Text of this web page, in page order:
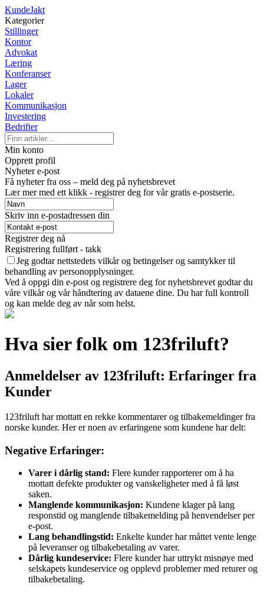
KundeJakt
Kategorier
Stillinger
Kontor
Advokat
Læring
Konferanser
Lager
Lokaler
Kommunikasjon
Investering
Bedrifter
Min konto
Opprett profil
Nyheter e-post
Få nyheter fra oss – meld deg på nyhetsbrevet
Lær mer med ett klikk - registrer deg for vår gratis e-postserie.
Skriv inn e-postadressen din
Registrer deg nå
Registrering fullført - takk
Jeg godtar nettstedets vilkår og betingelser og samtykker til
behandling av personopplysninger.
Ved å oppgi din e-post og registrere deg for nyhetsbrevet godtar du
våre vilkår og vår håndtering av dataene dine. Du har full kontroll
og kan melde deg av når som helst.
Hva sier folk om 123friluft?
Anmeldelser av 123friluft: Erfaringer fra
Kunder
123friluft har mottatt en rekke kommentarer og tilbakemeldinger fra
norske kunder. Her er noen av erfaringene som kundene har delt:
Negative Erfaringer:
Varer i dårlig stand: Flere kunder rapporterer om å ha
mottatt defekte produkter og vanskeligheter med å få løst
saken.
Manglende kommunikasjon: Kundene klager på lang
responstid og manglende tilbakemelding på henvendelser per
e-post.
Lang behandlingstid: Enkelte kunder har måttet vente lenge
på leveranser og tilbakebetaling av varer.
Dårlig kundeservice: Flere kunder har uttrykt misnøye med
selskapets kundeservice og opplevd problemer med returer og
tilbakebetaling.